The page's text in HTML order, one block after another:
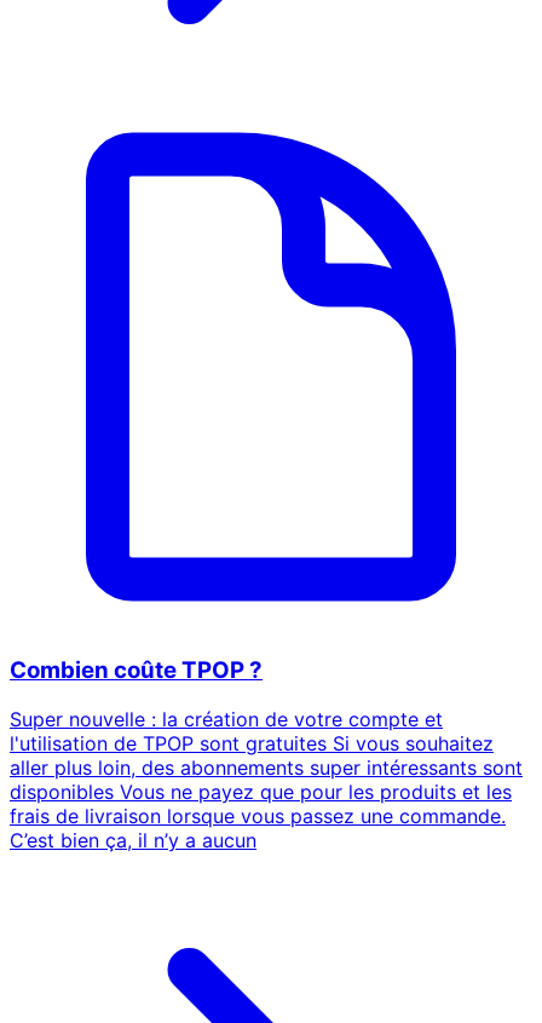
Combien coûte TPOP ?
Super nouvelle : la création de votre compte et
l'utilisation de TPOP sont gratuites Si vous souhaitez
aller plus loin, des abonnements super intéressants sont
disponibles Vous ne payez que pour les produits et les
frais de livraison lorsque vous passez une commande.
C’est bien ça, il n’y a aucun